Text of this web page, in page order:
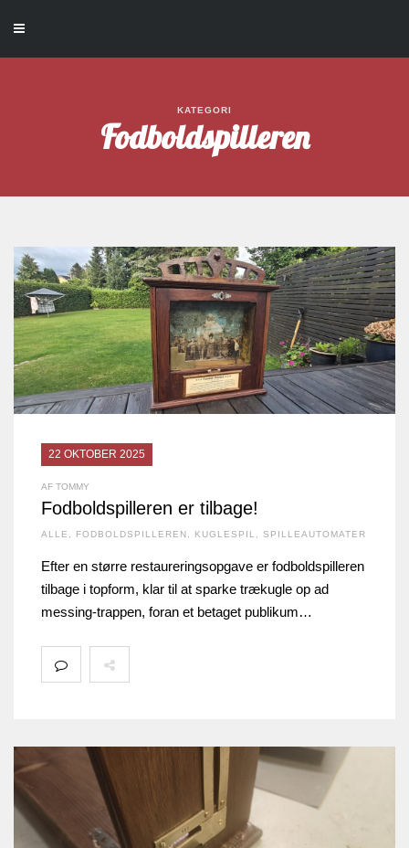
KATEGORI
Fodboldspilleren
22 OKTOBER 2025
AF TOMMY
Fodboldspilleren er tilbage!
ALLE , FODBOLDSPILLEREN, KUGLESPIL , SPILLEAUTOMATER
Efter en større restaureringsopgave er fodboldspilleren
tilbage i topform, klar til at sparke trækugle op ad
messing-trappen, foran et betaget publikum…